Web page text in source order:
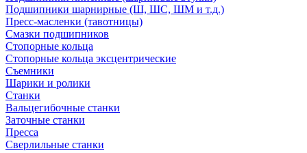
Подшипники шарнирные (Ш, ШС, ШМ и т.д.)
Пресс-масленки (тавотницы)
Смазки подшипников
Стопорные кольца
Стопорные кольца эксцентрические
Съемники
Шарики и ролики
Станки
Вальцегибочные станки
Заточные станки
Пресса
Сверлильные станки